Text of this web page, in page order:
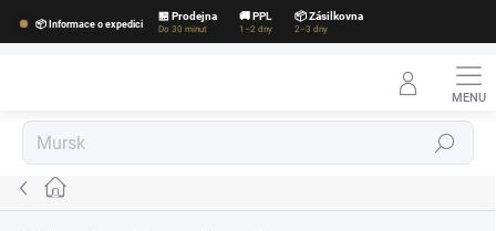
📦 Informace o expedici
🏪 Prodejna 🚚 PPL 📦 Zásilkovna
Do 30 minut 1–2 dny 2–3 dny
Hledat
Domů